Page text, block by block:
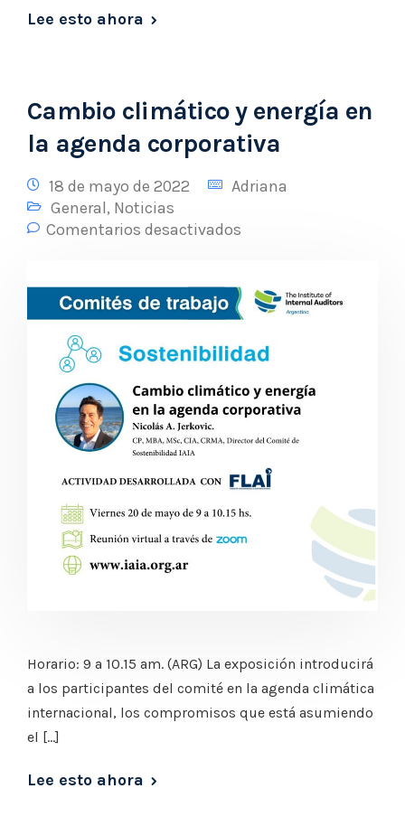
Lee esto ahora
Cambio climático y energía en
la agenda corporativa
18 de mayo de 2022
Adriana
General, Noticias
Comentarios desactivados
Horario: 9 a 10.15 am. (ARG) La exposición introducirá
a los participantes del comité en la agenda climática
internacional, los compromisos que está asumiendo
el […]
Lee esto ahora